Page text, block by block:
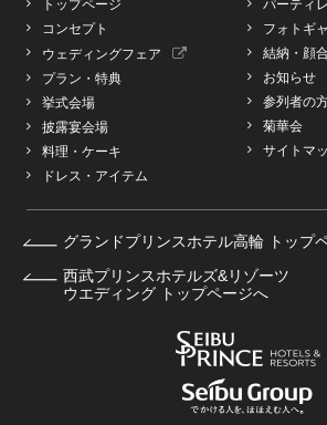
トップページ
コンセプト
ウェディングフェア
プラン・特典
挙式会場
披露宴会場
料理・ケーキ
ドレス・アイテム
パーティ
フォトギ
結納・顔
お知らせ
参列者の
菊華会
サイトマ
グランドプリンスホテル高輪 トップ
西武プリンスホテルズ&リゾーツ
ウエディング トップページへ